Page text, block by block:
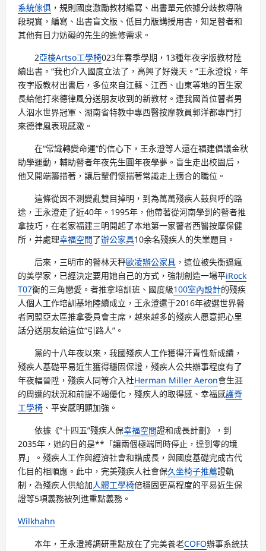
系統傢俱 ，規則國度激勵教材編寫、出書單元依據分歧教導階
段現實，編寫、出書盲文版、低目力版講授用書，知足瞽者和
其他有目力妨礙的先生的進修需求。
2亞梭Artso工學椅023年春季學期，13種年夜字版教材陸
續出書。“我也介入國度立法了，高興了好幾天。”王永澄說，年
夜字版教材出書后，多位來自江蘇、江西、山東等地的盲生家
長給他打來德律風分送朋友收到的新教材。連我國首位瞽者男
人泅水世界冠軍、湖南省特教中專西醫按摩教員郭洋都專門打
來德律風表現感激。
在“常識轉變命運”的信心下，王永澄等人還在福建倡議金秋
助學運動，輔助瞽者年夜先生圓年夜學夢。盲生走出校園后，
他又開端籌措著，讓后輩們懷揣著常識走上適合的職位。
這條從因不測變亂雙目掉明，到為萬萬殘疾人鼓與呼的路
途，王永澄走了近40年。1995年，他帶著從河南學到的瞽者推
拿技巧，在老家福建三明開起了本地第一家瞽者西醫按摩保健
所，并處理幸福空間了辦公家具10余名殘疾人的失業題目。
后來，三明市的瞽林天秤歐凌辦公家具 ，這位被失衡逼瘋
的美學家，已經決定要用她自己的方式，強制創造一場平iRock
T07衡的三角戀愛。者推拿培訓班、國度級100室內設計的殘疾
人個人工作培訓基地陸續成立，王永澄還于2016年被選世界瞽
者同盟亞太區推拿委員會主席，越來越多的殘疾人愿意把心里
話分送朋友給這位“引路人”。
黨的十八年夜以來，我國殘疾人工作獲得汗青性新成績，
殘疾人基礎平易近生獲得穩固保證，殘疾人公共辦事程度有了
年夜幅晉陞，殘疾人同等介入社Herman Miller Aeron會生涯
的周遭的狀況和前提不竭優化，殘疾人的取得感、幸福感護脊
工學椅 、平安感明顯加強。
依據《“十四五”殘疾人保幸福空間證和成長計劃》，到
2035年，她的目的是**「讓兩個極端同時停止，達到零的境
界」。殘疾人工作與經濟社會和諧成長，與國度基礎完成古代
化目的相順應。此中，完美殘疾人社會保久坐椅子推薦證軌
制，為殘疾人供給加人體工學椅倍穩固更高程度的平易近生保
證等5項義務被列進重點義務。
Wilkhahn
本年，王永澄將調研重點放在了完美養老COFO辦事系統扶